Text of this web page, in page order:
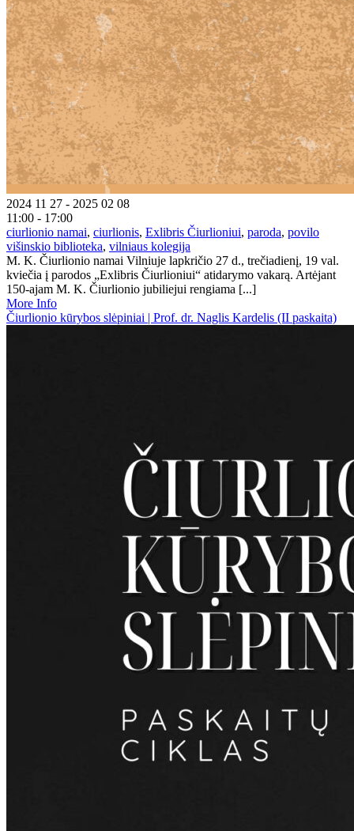
2024 11 27 - 2025 02 08
11:00 - 17:00
ciurlionio namai, ciurlionis, Exlibris Čiurlioniui, paroda, povilo
višinskio biblioteka, vilniaus kolegija
M. K. Čiurlionio namai Vilniuje lapkričio 27 d., trečiadienį, 19 val.
kviečia į parodos „Exlibris Čiurlioniui“ atidarymo vakarą. Artėjant
150-ajam M. K. Čiurlionio jubiliejui rengiama [...]
More Info
Čiurlionio kūrybos slėpiniai | Prof. dr. Naglis Kardelis (II paskaita)